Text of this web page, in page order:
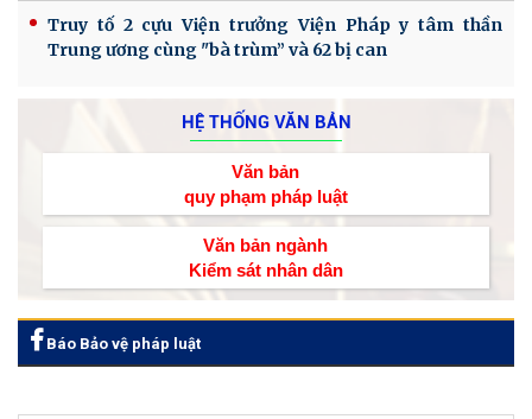
Truy tố 2 cựu Viện trưởng Viện Pháp y tâm thần
Trung ương cùng "bà trùm” và 62 bị can
HỆ THỐNG VĂN BẢN
Văn bản
quy phạm pháp luật
Văn bản ngành
Kiểm sát nhân dân
Báo Bảo vệ pháp luật